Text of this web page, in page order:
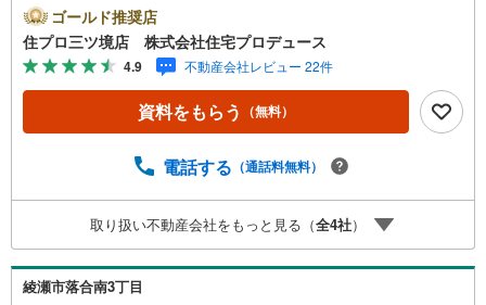
アに強い！ 住プロは、藤沢市・綾瀬市エリアの不動産売買
専門会社です！最新物件情報や当社限定で販売する物件情
報も多数ございますので、お気軽にお問合せ下さい！ -------
------- 弊社独自の住宅ローン提案システム 弊社ではファイ
ナンシャル専門スタッフによる【丁寧な資金アドバイス】
【ファイナンシャルプラン提案書の作成】を随時行ってお
ン残高】【住宅購入者だけが加入できる無料の生命保険】
なる【教育費】住宅を買った後から始まる【住宅ローン返
済】65歳以上から必要になる【老後の費用負担】住宅探し
の【このタイミング】で不安な部分を明確にしていきませ
んか？？ --------------
ゴールド推奨店
住プロ三ツ境店 株式会社住宅プロデュース
4.9 不動産会社レビュー 22件
資料をもらう （無料）
電話する （通話料無料）
取り扱い不動産会社をもっと見る（全4社）
綾瀬市落合南3丁目